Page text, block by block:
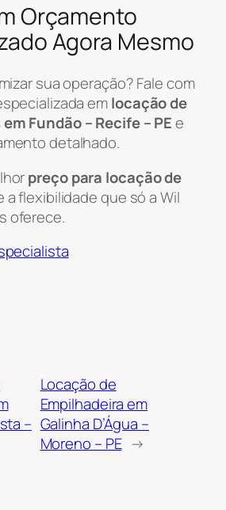
Orçamento
Agora Mesmo
sua operação? Fale com
emlocação de
Fundão – Recife – PEe
detalhado.
preço para locação de
a flexibilidade que só a Wil
oferece.
–
Locação de
Empilhadeira em
Galinha D’Água –
Moreno – PE →